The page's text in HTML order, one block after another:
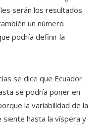
serán los resultados
un número
podría definir la
se dice que Ecuador
se podría poner en
la variabilidad de la
siente hasta la víspera y